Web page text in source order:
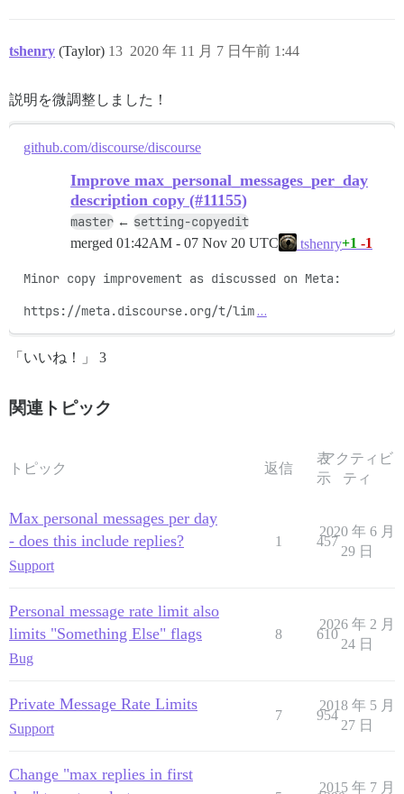
tshenry (Taylor) 2020 年 11 月 7 日午前 1:44
13
説明を微調整しました！
github.com/discourse/discourse
Improve max_personal_messages_per_day
description copy (#11155)
master ← setting-copyedit
merged 01:42AM - 07 Nov 20 UTC tshenry+1 -1
Minor copy improvement as discussed on Meta:
https://meta.discourse.org/t/lim …
「いいね！」 3
関連トピック
トピック 返信
表
示
アクティビ
ティ
Max personal messages per day
- does this include replies?
Support
1 457
2020 年 6 月
29 日
Personal message rate limit also
limits "Something Else" flags
Bug
8 610
2026 年 2 月
24 日
Private Message Rate Limits
Support
7 954
2018 年 5 月
27 日
Change "max replies in first
2015 年 7 月